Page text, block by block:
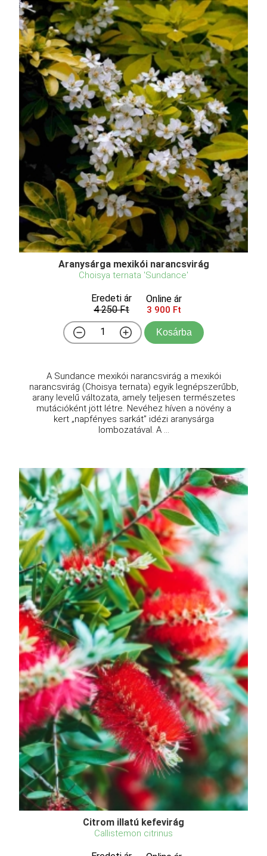
Aranysárga mexikói narancsvirág
Choisya ternata 'Sundance'
Eredeti ár
4 250 Ft
Online ár
3 900 Ft
Kosárba
A Sundance mexikói narancsvirág a mexikói
narancsvirág (Choisya ternata) egyik legnépszerűbb,
arany levelű változata, amely teljesen természetes
mutációként jött létre. Nevéhez híven a növény a
kert „napfényes sarkát” idézi aranysárga
lombozatával. A ...
Citrom illatú kefevirág
Callistemon citrinus